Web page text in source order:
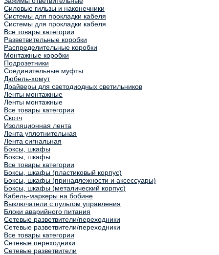
Силовые гильзы и наконечники
Системы для прокладки кабеля
Системы для прокладки кабеля
Все товары категории
Разветвительные коробки
Распределительные коробки
Монтажные коробки
Подрозетники
Соединительные муфты
Дюбель-хомут
Драйверы для светодиодных светильников
Ленты монтажные
Ленты монтажные
Все товары категории
Скотч
Изоляционная лента
Лента уплотнительная
Лента сигнальная
Боксы, шкафы
Боксы, шкафы
Все товары категории
Боксы, шкафы (пластиковый корпус)
Боксы, шкафы (принадлежности и аксессуары)
Боксы, шкафы (металический корпус)
Кабель-маркеры на бобине
Выключатели с пультом управления
Блоки аварийного питания
Сетевые разветвители/переходники
Сетевые разветвители/переходники
Все товары категории
Сетевые переходники
Сетевые разветвители